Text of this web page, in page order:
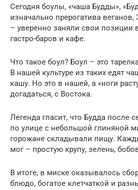
Сегодня боулы, «чаша Будды»,
изначально прерогатива
– уверенно заняли свои
гастро-баров и кафе.
Что такое боул? Боул – это
В нашей культуре из таких едят
кашу. Но это в нашей, а «ноги
догадаться, с Востока.
Легенда гласит, что Будда после
по улице с небольшой глиняной
горожане складывали пищу.
мог – простую крупу, зелень,
В итоге, в миске оказывалось
блюдо, богатое клетчаткой и